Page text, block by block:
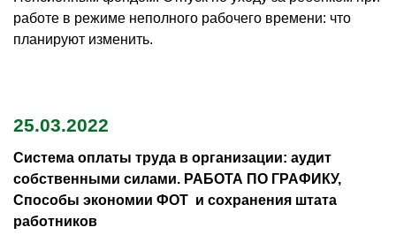
работе в режиме неполного рабочего времени: что
планируют изменить.
25.03.2022
Система оплаты труда в организации: аудит
собственными силами. РАБОТА ПО ГРАФИКУ,
Способы экономии ФОТ и сохранения штата
работников